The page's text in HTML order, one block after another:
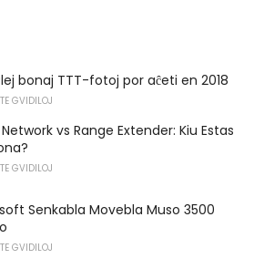
bonaj TTT-fotoj por aĉeti en 2018
GVIDILOJ
vs Range Extender: Kiu Estas
GVIDILOJ
Senkabla Movebla Muso 3500
GVIDILOJ